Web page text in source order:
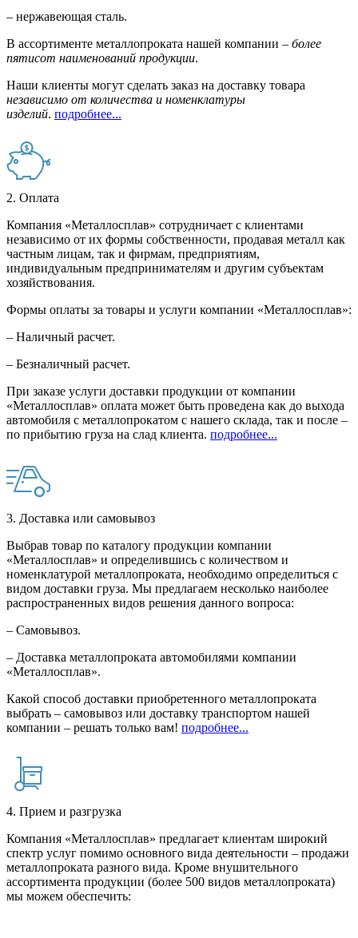
– нержавеющая сталь.
В ассортименте металлопроката нашей компании – более
пятисот наименований продукции.
Наши клиенты могут сделать заказ на доставку товара
независимо от количества и номенклатуры
изделий. подробнее...
2. Оплата
Компания «Металлосплав» сотрудничает с клиентами
независимо от их формы собственности, продавая металл как
частным лицам, так и фирмам, предприятиям,
индивидуальным предпринимателям и другим субъектам
хозяйствования.
Формы оплаты за товары и услуги компании «Металлосплав»:
– Наличный расчет.
– Безналичный расчет.
При заказе услуги доставки продукции от компании
«Металлосплав» оплата может быть проведена как до выхода
автомобиля с металлопрокатом с нашего склада, так и после –
по прибытию груза на слад клиента. подробнее...
3. Доставка или самовывоз
Выбрав товар по каталогу продукции компании
«Металлосплав» и определившись с количеством и
номенклатурой металлопроката, необходимо определиться с
видом доставки груза. Мы предлагаем несколько наиболее
распространенных видов решения данного вопроса:
– Самовывоз.
– Доставка металлопроката автомобилями компании
«Металлосплав».
Какой способ доставки приобретенного металлопроката
выбрать – самовывоз или доставку транспортом нашей
компании – решать только вам! подробнее...
4. Прием и разгрузка
Компания «Металлосплав» предлагает клиентам широкий
спектр услуг помимо основного вида деятельности – продажи
металлопроката разного вида. Кроме внушительного
ассортимента продукции (более 500 видов металлопроката)
мы можем обеспечить: